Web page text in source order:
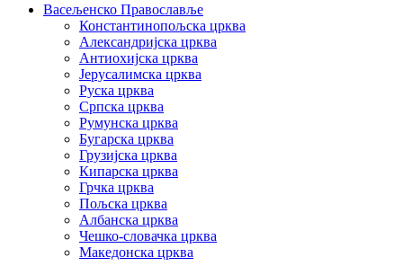
Васељенско Православље
Константинопољска црква
Александријска црква
Антиохијска црква
Јерусалимска црква
Руска црква
Српска црква
Румунска црква
Бугарска црква
Грузијска црква
Кипарска црква
Грчка црква
Пољска црква
Албанска црква
Чешко-словачка црква
Македонска црква